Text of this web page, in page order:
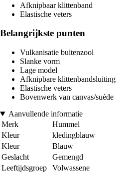
Afknipbaar klittenband
Elastische veters
Belangrijkste punten
Vulkanisatie buitenzool
Slanke vorm
Lage model
Afknipbare klittenbandsluiting
Elastische veters
Bovenwerk van canvas/suède
Aanvullende informatie
Merk
Hummel
Kleur
kledingblauw
Kleur
Blauw
Geslacht
Gemengd
Leeftijdsgroep
Volwassene